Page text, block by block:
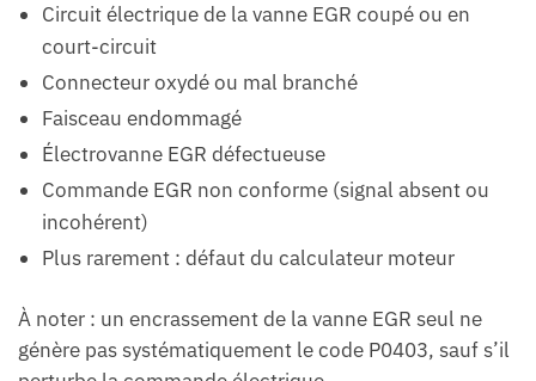
Circuit électrique de la vanne EGR coupé ou en
court-circuit
Connecteur oxydé ou mal branché
Faisceau endommagé
Électrovanne EGR défectueuse
Commande EGR non conforme (signal absent ou
incohérent)
Plus rarement : défaut du calculateur moteur
À noter : un encrassement de la vanne EGR seul ne
génère pas systématiquement le code P0403, sauf s’il